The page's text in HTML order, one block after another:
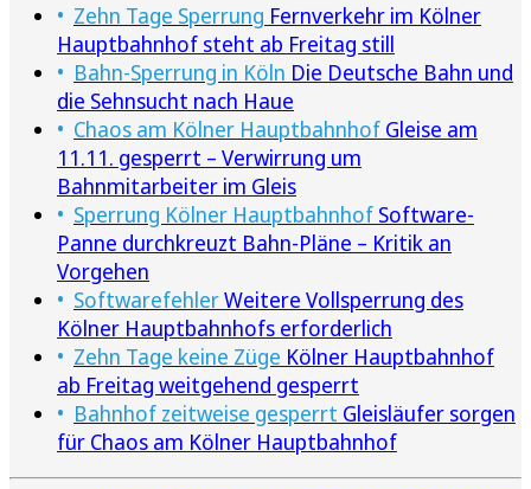
Zehn Tage Sperrung Fernverkehr im Kölner
Hauptbahnhof steht ab Freitag still
Bahn-Sperrung in Köln Die Deutsche Bahn und
die Sehnsucht nach Haue
Chaos am Kölner Hauptbahnhof Gleise am
11.11. gesperrt – Verwirrung um
Bahnmitarbeiter im Gleis
Sperrung Kölner Hauptbahnhof Software-
Panne durchkreuzt Bahn-Pläne – Kritik an
Vorgehen
SoftwarefehlerWeitere Vollsperrung des
Kölner Hauptbahnhofs erforderlich
Zehn Tage keine Züge Kölner Hauptbahnhof
ab Freitag weitgehend gesperrt
Bahnhof zeitweise gesperrt Gleisläufer sorgen
für Chaos am Kölner Hauptbahnhof